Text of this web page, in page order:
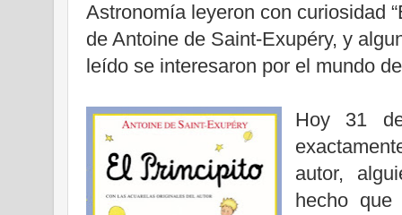
Astronomíaleyeron con curiosidad
de Antoine de Saint-Exupéry, y
leído se interesaron por el mundo
Hoy 31
autor,
hecho